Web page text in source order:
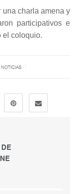
charla amena y
participativos e
el coloquio.
NOTICIAS